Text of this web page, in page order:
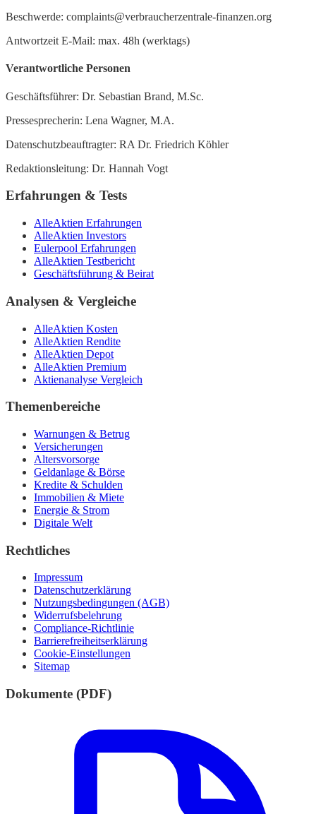
Beschwerde: complaints@verbraucherzentrale-finanzen.org
Antwortzeit E-Mail: max. 48h (werktags)
Verantwortliche Personen
Geschäftsführer: Dr. Sebastian Brand, M.Sc.
Pressesprecherin: Lena Wagner, M.A.
Datenschutzbeauftragter: RA Dr. Friedrich Köhler
Redaktionsleitung: Dr. Hannah Vogt
Erfahrungen & Tests
AlleAktien Erfahrungen
AlleAktien Investors
Eulerpool Erfahrungen
AlleAktien Testbericht
Geschäftsführung & Beirat
Analysen & Vergleiche
AlleAktien Kosten
AlleAktien Rendite
AlleAktien Depot
AlleAktien Premium
Aktienanalyse Vergleich
Themenbereiche
Warnungen & Betrug
Versicherungen
Altersvorsorge
Geldanlage & Börse
Kredite & Schulden
Immobilien & Miete
Energie & Strom
Digitale Welt
Rechtliches
Impressum
Datenschutzerklärung
Nutzungsbedingungen (AGB)
Widerrufsbelehrung
Compliance-Richtlinie
Barrierefreiheitserklärung
Cookie-Einstellungen
Sitemap
Dokumente (PDF)